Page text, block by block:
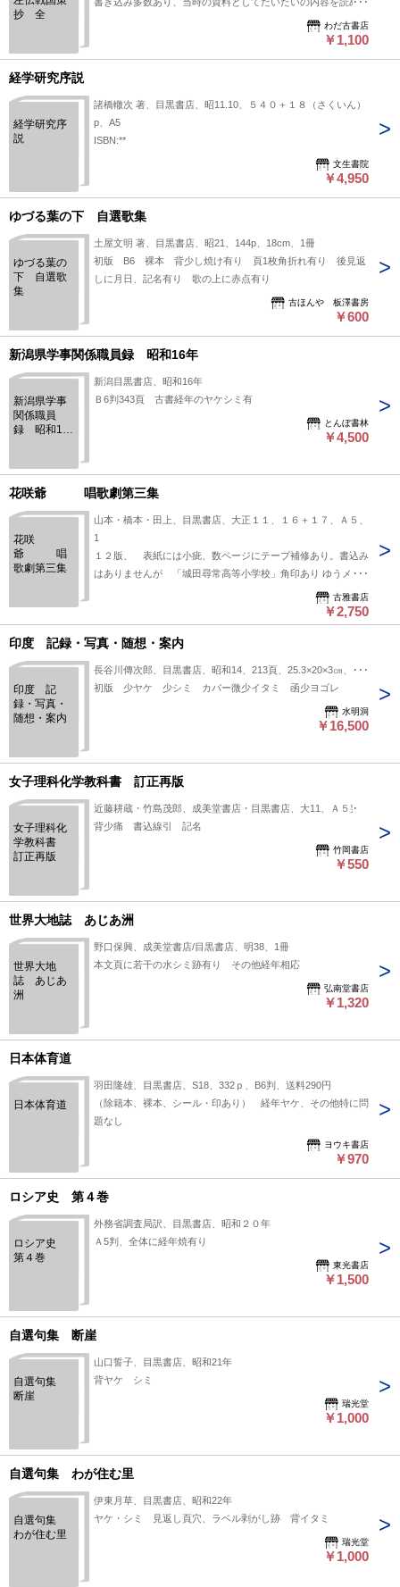
抄 全
わだ古書店
￥1,100
経学研究序説
経学研究序
説
諸橋轍次 著、目黒書店、昭11.10、５４０＋１８（さくいん）
p、A5
ISBN:**
文生書院
￥4,950
ゆづる葉の下 自選歌集
ゆづる葉の
下 自選歌
集
土屋文明 著、目黒書店、昭21、144p、18cm、1冊
初版 B6 裸本 背少し焼け有り 頁1枚角折れ有り 後見返
しに月日、記名有り 歌の上に赤点有り
古ほんや 板澤書房
￥600
新潟県学事関係職員録 昭和16年
新潟県学事
関係職員
録 昭和16
新潟目黒書店、昭和16年
Ｂ6判343頁 古書経年のヤケシミ有
とんぼ書林
￥4,500
花咲爺 唱歌劇第三集
花咲
爺 唱
歌劇第三集
山本・橋本・田上、目黒書店、大正１１、１６＋１７、Ａ５、
1
１２版、 表紙には小疵、数ページにテープ補修あり。書込み
はありませんが 「城田尋常高等小学校」角印あり ゆうメー
古雅書店
￥2,750
印度 記録・写真・随想・案内
印度 記
録・写真・
随想・案内
長谷川傳次郎、目黒書店、昭和14、213頁、25.3×20×3㎝、1冊
初版 少ヤケ 少シミ カバー微少イタミ 函少ヨゴレ
水明洞
￥16,500
女子理科化学教科書 訂正再版
女子理科化
学教科書
訂正再版
近藤耕蔵・竹島茂郎、成美堂書店・目黒書店、大11、Ａ５判
背少痛 書込線引 記名
竹岡書店
￥550
世界大地誌 あじあ洲
世界大地
誌 あじあ
洲
野口保興、成美堂書店/目黒書店、明38、1冊
本文頁に若干の水シミ跡有り その他経年相応
弘南堂書店
￥1,320
日本体育道
日本体育道
羽田隆雄、目黒書店、S18、332ｐ、B6判、送料290円
（除籍本、裸本、シール・印あり） 経年ヤケ、その他特に問
題なし
ヨウキ書店
￥970
ロシア史 第４巻
ロシア史
第４巻
外務省調査局訳、目黒書店、昭和２０年
Ａ5判、全体に経年焼有り
東光書店
￥1,500
自選句集 断崖
自選句集
断崖
山口誓子、目黒書店、昭和21年
背ヤケ シミ
瑞光堂
￥1,000
自選句集 わが住む里
自選句集
わが住む里
伊東月草、目黒書店、昭和22年
ヤケ・シミ 見返し頁穴、ラベル剥がし跡 背イタミ
瑞光堂
￥1,000